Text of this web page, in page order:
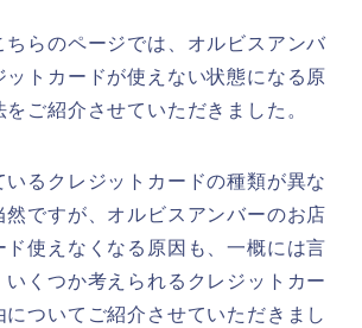
ちらのページでは、オルビスアンバ
ットカードが使えない状態になる原
ご紹介させていただきました。
いるクレジットカードの種類が異な
然ですが、オルビスアンバーのお店
ド使えなくなる原因も、一概には言
いくつか考えられるクレジットカー
についてご紹介させていただきまし